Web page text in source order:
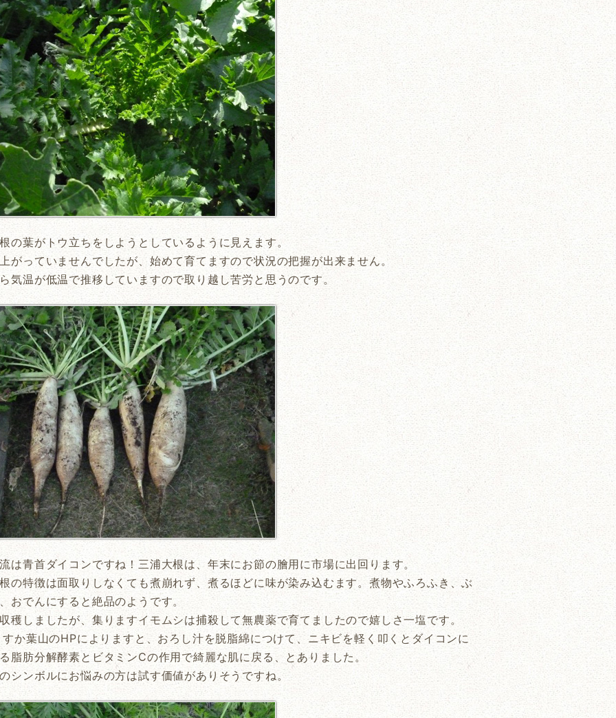
の葉がトウ立ちをしようとしているように見えます。
がっていませんでしたが、始めて育てますので状況の把握が出来ません。
気温が低温で推移していますので取り越し苦労と思うのです。
は青首ダイコンですね！三浦大根は、年末にお節の膾用に市場に出回ります。
の特徴は面取りしなくても煮崩れず、煮るほどに味が染み込むます。煮物やふろふき、ぶ
おでんにすると絶品のようです。
穫しましたが、集りますイモムシは捕殺して無農薬で育てましたので嬉しさ一塩です。
か葉山のHPによりますと、おろし汁を脱脂綿につけて、ニキビを軽く叩くとダイコンに
脂肪分解酵素とビタミンCの作用で綺麗な肌に戻る、とありました。
シンボルにお悩みの方は試す価値がありそうですね。